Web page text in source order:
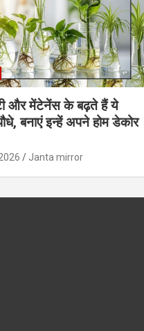
और मेंटेनेंस के बढ़ते हैं ये
बनाएं इन्‍हें अपने होम डेकोर
Janta mirror